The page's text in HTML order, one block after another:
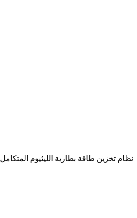
نظام تخزين طاقة بطارية الليثيوم المتكامل